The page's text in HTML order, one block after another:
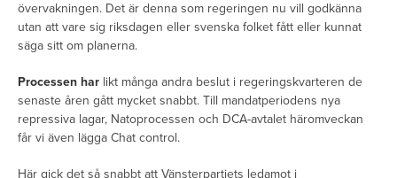
övervakningen. Det är denna som regeringen nu vill godkänna
utan att vare sig riksdagen eller svenska folket fått eller kunnat
säga sitt om planerna.
Processen har likt många andra beslut i regeringskvarteren de
senaste åren gått mycket snabbt. Till mandatperiodens nya
repressiva lagar, Natoprocessen och DCA-avtalet häromveckan
får vi även lägga Chat control.
Här gick det så snabbt att Vänsterpartiets ledamot i